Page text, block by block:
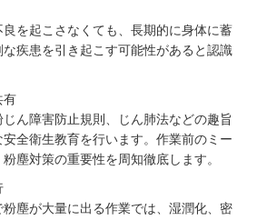
を起こさなくても、長期的に身体に蓄
疾患を引き起こす可能性があると認識
有
ん障害防止規則、じん肺法などの趣旨
全衛生教育を行います。作業前のミー
塵対策の重要性を周知徹底します。
塵が大量に出る作業では、湿潤化、密